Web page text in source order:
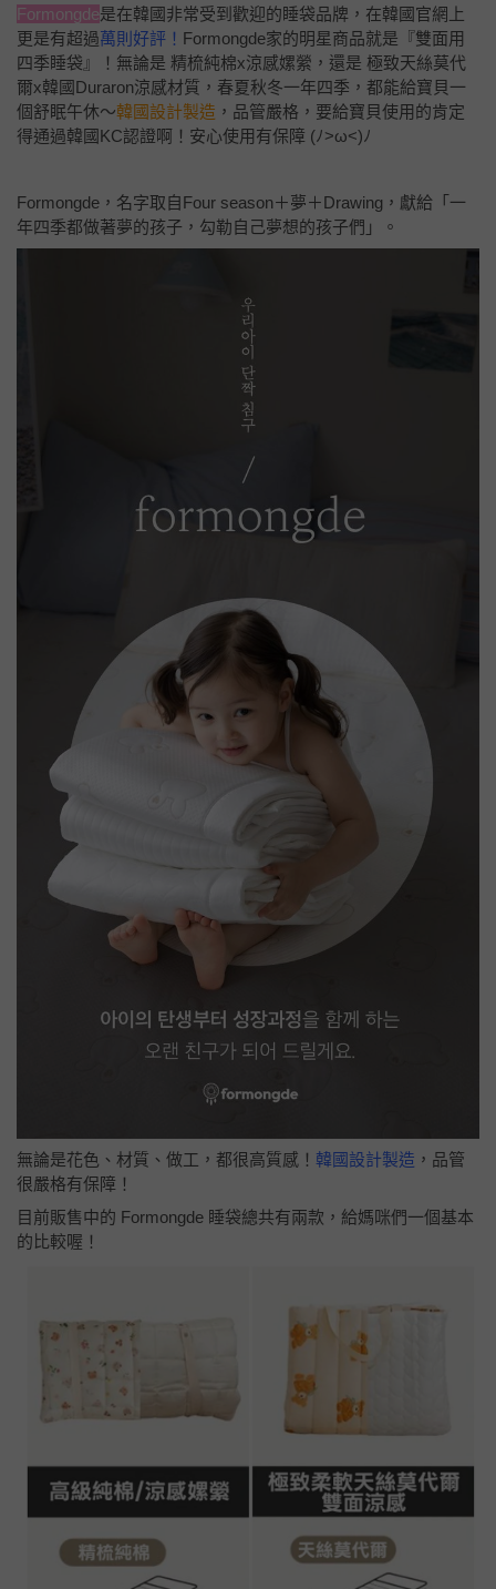
Formongde是在韓國非常受到歡迎的睡袋品牌，在韓國官網上
更是有超過萬則好評！ Formongde家的明星商品就是『雙面用
四季睡袋』！無論是 精梳純棉x涼感嫘縈，還是 極致天絲莫代
爾x韓國Duraron涼感材質，春夏秋冬一年四季，都能給寶貝一
個舒眠午休～韓國設計製造 ，品管嚴格，要給寶貝使用的肯定
得通過韓國KC認證啊！安心使用有保障 (ﾉ>ω<)ﾉ
Formongde，名字取自Four season＋夢＋Drawing，獻給「一
年四季都做著夢的孩子，勾勒自己夢想的孩子們」。
無論是花色、材質、做工，都很高質感！ 韓國設計製造 ，品管
很嚴格有保障！
目前販售中的 Formongde 睡袋總共有兩款，給媽咪們一個基本
的比較喔！